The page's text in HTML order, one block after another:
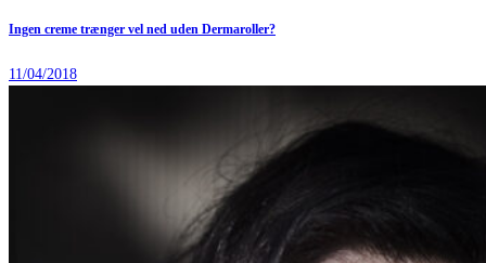
Ingen creme trænger vel ned uden Dermaroller?
11/04/2018